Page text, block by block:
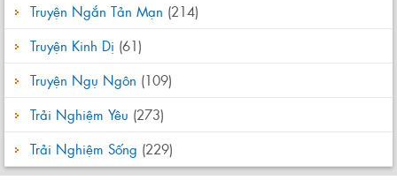
Truyện Ngắn Tản Mạn (214)
Truyện Kinh Dị (61)
Truyện Ngụ Ngôn (109)
Trải Nghiệm Yêu (273)
Trải Nghiệm Sống (229)